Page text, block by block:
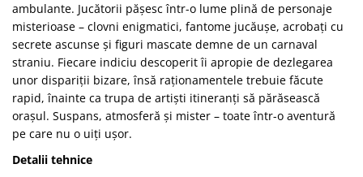
ambulante. Jucătorii pășesc într-o lume plină de personaje
misterioase – clovni enigmatici, fantome jucăușe, acrobați cu
secrete ascunse și figuri mascate demne de un carnaval
straniu. Fiecare indiciu descoperit îi apropie de dezlegarea
unor dispariții bizare, însă raționamentele trebuie făcute
rapid, înainte ca trupa de artiști itineranți să părăsească
orașul. Suspans, atmosferă și mister – toate într-o aventură
pe care nu o uiți ușor.
Detalii tehnice